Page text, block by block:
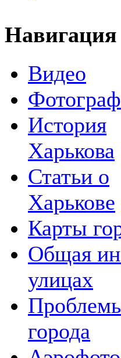
Навигация
Видео
История
Харькова
Статьи о
Харькове
Карты
Общая
улицах
города